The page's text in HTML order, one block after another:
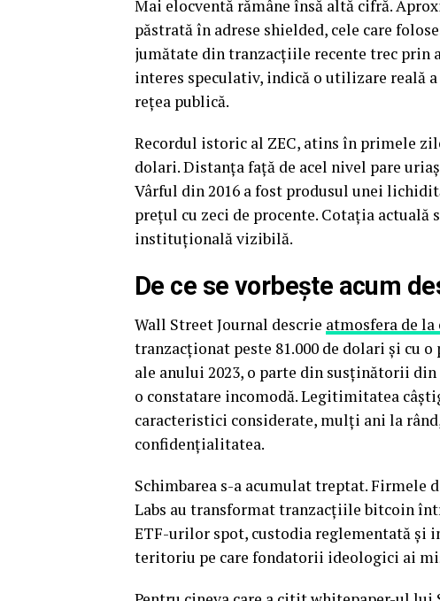
Mai elocventă rămâne însă altă cifră.
păstrată în adrese shielded, cele care
jumătate din tranzacțiile recente trec prin
interes speculativ, indică o utilizare reală
rețea publică.
Recordul istoric al ZEC, atins în primele
dolari. Distanța față de acel nivel pare
Vârful din 2016 a fost produsul unei
prețul cu zeci de procente. Cotația actuală
instituțională vizibilă.
De ce se vorbește acum
Wall Street Journal descrie atmosfera de
tranzacționat peste 81.000 de dolari și cu
ale anului 2023, o parte din susținătorii
o constatare incomodă. Legitimitatea
caracteristici considerate, mulți ani la
confidențialitatea.
Schimbarea s-a acumulat treptat. Firmele
Labs au transformat tranzacțiile bitcoin
ETF-urilor spot, custodia reglementată și
teritoriu pe care fondatorii ideologici ai